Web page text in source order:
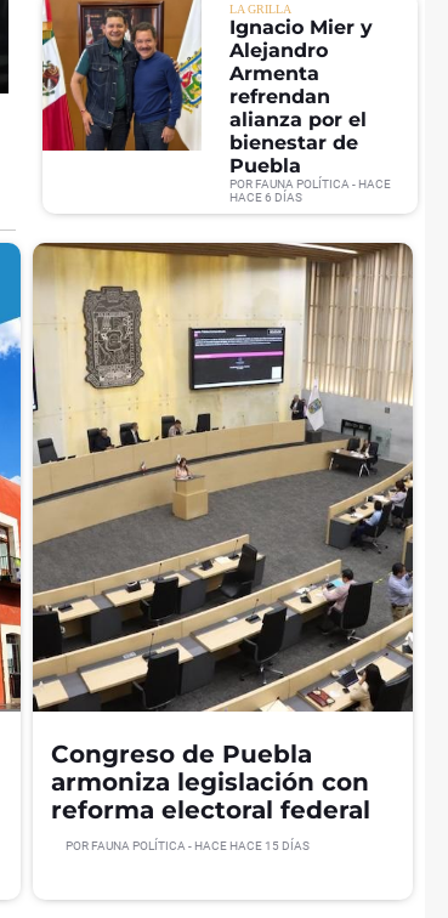
LA GRILLA
Ignacio Mier y
Alejandro
Armenta
refrendan
alianza por el
bienestar de
Puebla
POR FAUNA POLÍTICA - HACE
HACE 6 DÍAS
Congreso de Puebla
armoniza legislación con
reforma electoral federal
POR FAUNA POLÍTICA- HACE HACE 15 DÍAS